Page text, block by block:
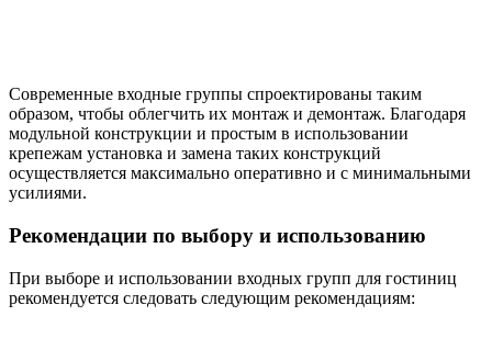
Современные входные группы спроектированы таким
образом, чтобы облегчить их монтаж и демонтаж. Благодаря
модульной конструкции и простым в использовании
крепежам установка и замена таких конструкций
осуществляется максимально оперативно и с минимальными
усилиями.
Рекомендации по выбору и использованию
При выборе и использовании входных групп для гостиниц
рекомендуется следовать следующим рекомендациям: